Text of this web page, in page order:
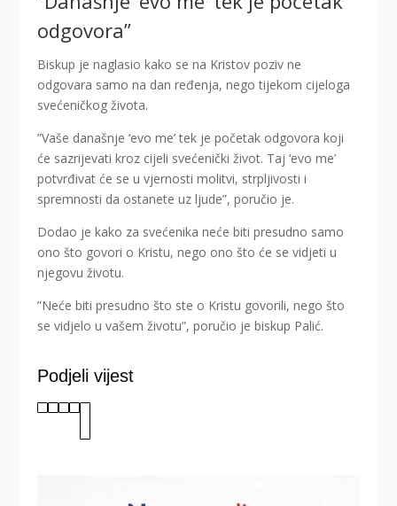
odgovora”
Biskup je naglasio kako se na Kristov poziv ne
odgovara samo na dan ređenja, nego tijekom cijeloga
svećeničkog života.
”Vaše današnje ‘evo me’ tek je početak odgovora koji
će sazrijevati kroz cijeli svećenički život. Taj ‘evo me’
potvrđivat će se u vjernosti molitvi, strpljivosti i
spremnosti da ostanete uz ljude”, poručio je.
Dodao je kako za svećenika neće biti presudno samo
ono što govori o Kristu, nego ono što će se vidjeti u
njegovu životu.
”Neće biti presudno što ste o Kristu govorili, nego što
se vidjelo u vašem životu”, poručio je biskup Palić.
Podjeli vijest